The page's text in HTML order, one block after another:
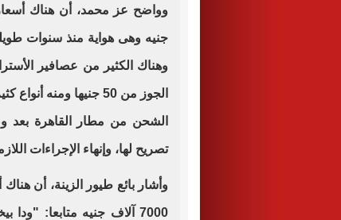
جنيه وهى هواية منذ سنوات
وهناك الكثير من عصافير
الجوز من 50 جنيها
الشحن من مطار القاهرة بعد
تصريح لها، وإنهاء الإجراءات
وأشار بائع طيور الزينة، أن
7000 آلاف جنيه متابعا: